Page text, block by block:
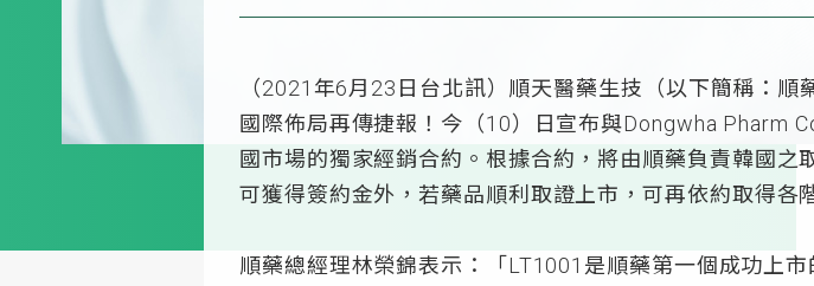
（2021年6月23日台北訊）順天醫藥生技（以下簡稱：
國際佈局再傳捷報！今（10）日宣布與Dongwha Pharm
國市場的獨家經銷合約。根據合約，將由順藥負責韓國
可獲得簽約金外，若藥品順利取證上市，可再依約取得各
順藥總經理林榮錦表示：「LT1001是順藥第一個成功上